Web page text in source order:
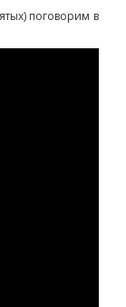
поговорим в